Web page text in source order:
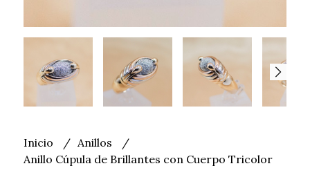
Inicio
Anillos
Anillo Cúpula de Brillantes con Cuerpo Tricolor